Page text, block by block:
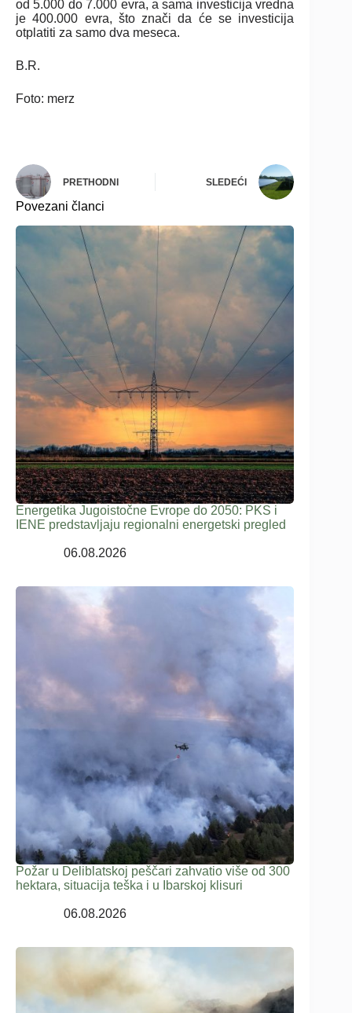
od 5.000 do 7.000 evra, a sama investicija vredna
je 400.000 evra, što znači da će se investicija
otplatiti za samo dva meseca.
B.R.
Foto: merz
PRETHODNI SLEDEĆI
Povezani članci
Energetika Jugoistočne Evrope do 2050: PKS i
IENE predstavljaju regionalni energetski pregled
06.08.2026
Požar u Deliblatskoj peščari zahvatio više od 300
hektara, situacija teška i u Ibarskoj klisuri
06.08.2026